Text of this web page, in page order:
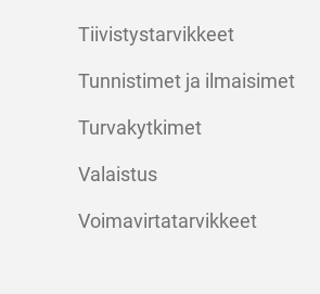
Tiivistystarvikkeet
Tunnistimet ja ilmaisimet
Turvakytkimet
Valaistus
Voimavirtatarvikkeet